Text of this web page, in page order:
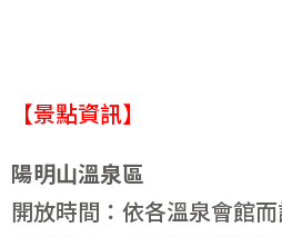
【景點資訊】
陽明山溫泉區
開放時間：依各溫泉會館